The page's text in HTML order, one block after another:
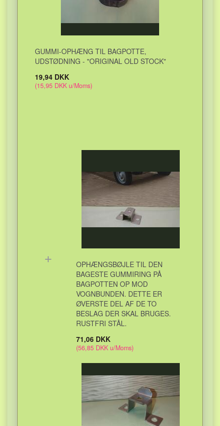
GUMMI-OPHÆNG TIL BAGPOTTE,
UDSTØDNING - "ORIGINAL OLD STOCK"
19,94 DKK
(15,95 DKK u/Moms)
+
OPHÆNGSBØJLE TIL DEN
BAGESTE GUMMIRING PÅ
BAGPOTTEN OP MOD
VOGNBUNDEN. DETTE ER
ØVERSTE DEL AF DE TO
BESLAG DER SKAL BRUGES.
RUSTFRI STÅL.
71,06 DKK
(56,85 DKK u/Moms)